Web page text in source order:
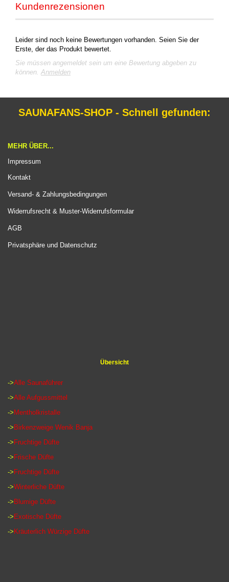
Kundenrezensionen
Leider sind noch keine Bewertungen vorhanden. Seien Sie der
Erste, der das Produkt bewertet.
Sie müssen angemeldet sein um eine Bewertung abgeben zu
können. Anmelden
SAUNAFANS-SHOP - Schnell gefunden:
MEHR ÜBER...
Impressum
Kontakt
Versand- & Zahlungsbedingungen
Widerrufsrecht & Muster-Widerrufsformular
AGB
Privatsphäre und Datenschutz
Übersicht
->Alle Saunaführer
->Alle Aufgussmittel
->Mentholkristalle
->Birkenzweige Wenik Banja
->Fruchtige Düfte
->Frische Düfte
->Fruchtige Düfte
->Winterliche Düfte
->Blumige Düfte
->Exotische Düfte
->Kräuterlich Würzige Düfte